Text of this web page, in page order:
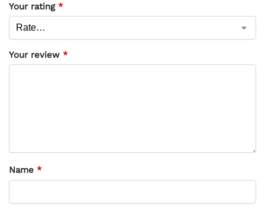
Your rating *
Your review *
Name *